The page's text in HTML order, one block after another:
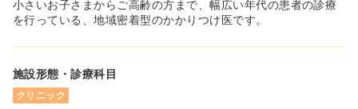
小さいお子さまからご高齢の方まで、幅広い年代の患者の診療
を行っている、地域密着型のかかりつけ医です。
施設形態・診療科目
クリニック